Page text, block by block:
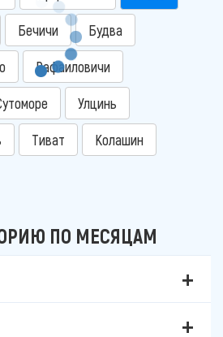
Бечичи Будва
Рафаиловичи
Улцинь
Тиват Колашин
ПО МЕСЯЦАМ